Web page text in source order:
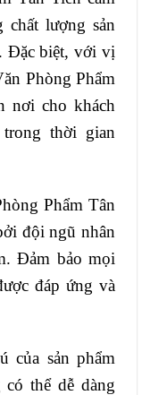
chất lượng sản
Đặc biệt, với vị
Phòng Phẩm
nơi cho khách
thời gian
Phẩm Tân
đội ngũ nhân
Đảm bảo mọi
đáp ứng và
của sản phẩm
có thể dễ dàng